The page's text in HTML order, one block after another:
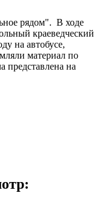
рядом". В ходе
краеведческий
на автобусе,
материал по
представлена на